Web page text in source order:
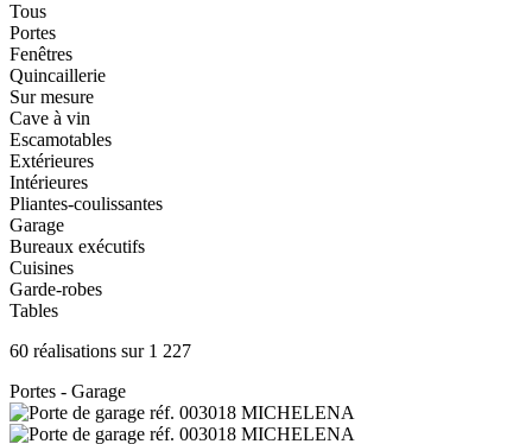
Tous
Portes
Fenêtres
Quincaillerie
Sur mesure
Cave à vin
Escamotables
Extérieures
Intérieures
Pliantes-coulissantes
Garage
Bureaux exécutifs
Cuisines
Garde-robes
Tables
60 réalisations sur 1 227
Portes - Garage